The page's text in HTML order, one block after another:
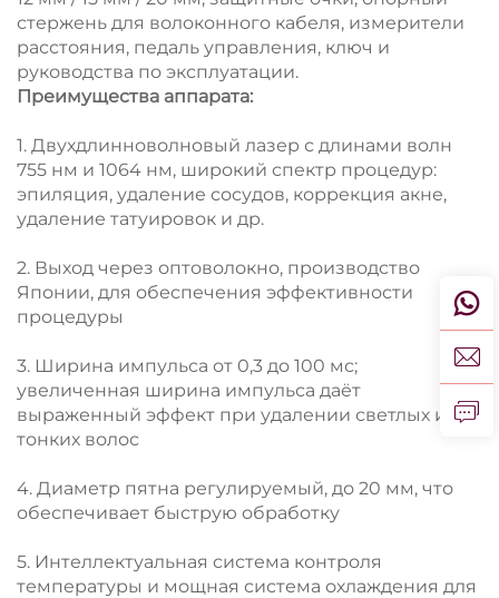
стержень для волоконного кабеля, измерители
расстояния, педаль управления, ключ и
руководства по эксплуатации.
Преимущества аппарата:
1. Двухдлинноволновый лазер с длинами волн
755 нм и 1064 нм, широкий спектр процедур:
эпиляция, удаление сосудов, коррекция акне,
удаление татуировок и др.
2. Выход через оптоволокно, производство
Японии, для обеспечения эффективности
процедуры
3. Ширина импульса от 0,3 до 100 мс;
увеличенная ширина импульса даёт
выраженный эффект при удалении светлых и
тонких волос
4. Диаметр пятна регулируемый, до 20 мм, что
обеспечивает быструю обработку
5. Интеллектуальная система контроля
температуры и мощная система охлаждения для